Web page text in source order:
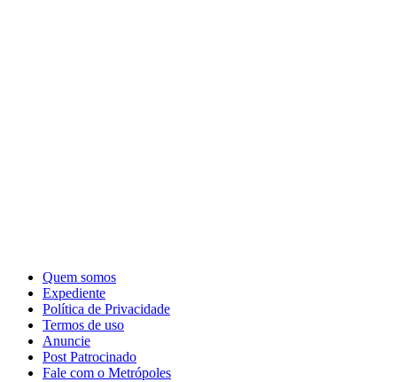
Quem somos
Expediente
Política de Privacidade
Termos de uso
Anuncie
Post Patrocinado
Fale com o Metrópoles